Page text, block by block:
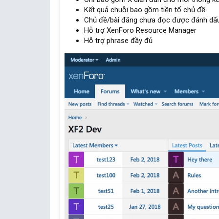
Kết quả chuỗi bao gồm tiền tố chủ đề
Chủ đề/bài đăng chưa đọc được đánh
Hỗ trợ XenForo Resource Manager
Hỗ trợ phrase đầy đủ